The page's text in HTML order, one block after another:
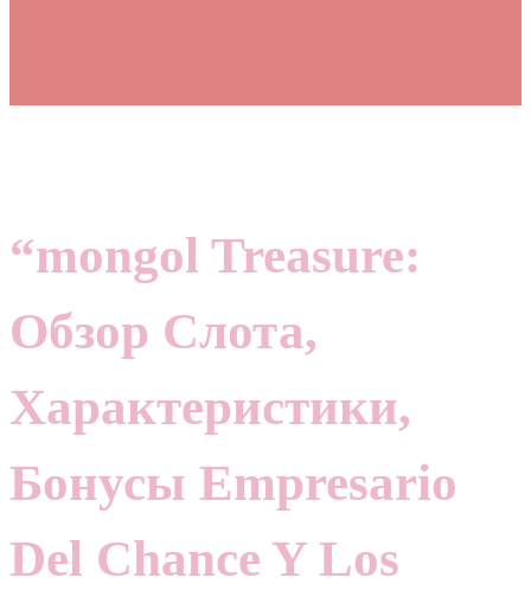
“mongol Treasure:
Обзор Слота,
Характеристики,
Бонусы Empresario
Del Chance Y Los